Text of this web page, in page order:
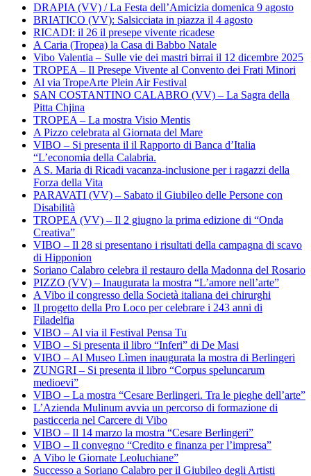
DRAPIA (VV) / La Festa dell’Amicizia domenica 9 agosto
BRIATICO (VV): Salsicciata in piazza il 4 agosto
RICADI: il 26 il presepe vivente ricadese
A Caria (Tropea) la Casa di Babbo Natale
Vibo Valentia – Sulle vie dei mastri birrai il 12 dicembre 2025
TROPEA – Il Presepe Vivente al Convento dei Frati Minori
Al via TropeArte Plein Air Festival
SAN COSTANTINO CALABRO (VV) – La Sagra della
Pitta Chjina
TROPEA – La mostra Visio Mentis
A Pizzo celebrata al Giornata del Mare
VIBO – Si presenta il il Rapporto di Banca d’Italia
“L’economia della Calabria.
A S. Maria di Ricadi vacanza-inclusione per i ragazzi della
Forza della Vita
PARAVATI (VV) – Sabato il Giubileo delle Persone con
Disabilità
TROPEA (VV) – Il 2 giugno la prima edizione di “Onda
Creativa”
VIBO – Il 28 si presentano i risultati della campagna di scavo
di Hipponion
Soriano Calabro celebra il restauro della Madonna del Rosario
PIZZO (VV) – Inaugurata la mostra “L’amore nell’arte”
A Vibo il congresso della Società italiana dei chirurghi
Il progetto della Pro Loco per celebrare i 243 anni di
Filadelfia
VIBO – Al via il Festival Pensa Tu
VIBO – Si presenta il libro “Inferi” di De Masi
VIBO – Al Museo Lìmen inaugurata la mostra di Berlingeri
ZUNGRI – Si presenta il libro “Corpus speluncarum
medioevi”
VIBO – La mostra “Cesare Berlingeri. Tra le pieghe dell’arte”
L’Azienda Mulinum avvia un percorso di formazione di
pasticceria nel Carcere di Vibo
VIBO – Il 14 marzo la mostra “Cesare Berlingeri”
VIBO – Il convegno “Credito e finanza per l’impresa”
A Vibo le Giornate Leoluchiane”
Successo a Soriano Calabro per il Giubileo degli Artisti